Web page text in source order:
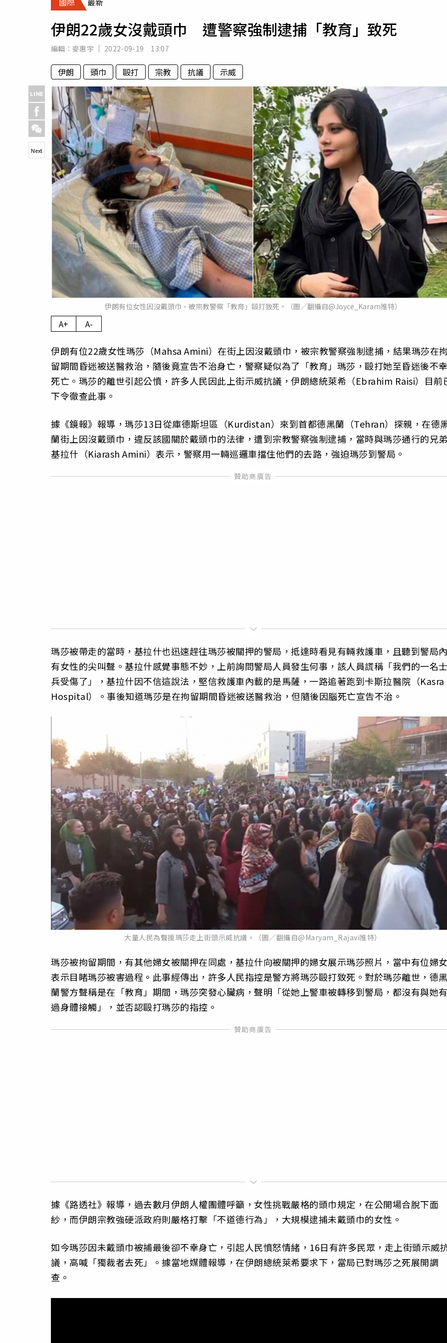
專欄
房產新勢力
運勢
伊朗22歲女沒戴頭巾 遭警察強制逮捕「教育」致死
編輯： 麥惠宇 2022-09-19 13:07
伊朗 頭巾 毆打 宗教 抗議 示威
伊朗有位女性因沒戴頭巾，被宗教警察「教育」毆打致死。（圖／翻攝自@Joyce_Karam推特）
Next
A+ A-
伊朗有位22歲女性瑪莎（Mahsa Amini）在街上因沒戴頭巾，被宗教警察強制逮捕，結果瑪莎在
留期間昏迷被送醫救治，隨後竟宣告不治身亡，警察疑似為了「教育」瑪莎，毆打她至昏迷後不
死亡。瑪莎的離世引起公憤，許多人民因此上街示威抗議，伊朗總統萊希（Ebrahim Raisi）目前
下令徹查此事。
據《鏡報》報導，瑪莎13日從庫德斯坦區（Kurdistan）來到首都德黑蘭（Tehran）探親，在德
蘭街上因沒戴頭巾，違反該國關於戴頭巾的法律，遭到宗教警察強制逮捕，當時與瑪莎通行的兄
基拉什（Kiarash Amini）表示，警察用一輛巡邏車擋住他們的去路，強迫瑪莎到警局。
瑪莎被帶走的當時，基拉什也迅速趕往瑪莎被關押的警局，抵達時看見有輛救護車，且聽到警局
有女性的尖叫聲。基拉什感覺事態不妙，上前詢問警局人員發生何事，該人員謊稱「我們的一名
兵受傷了」，基拉什因不信這說法，堅信救護車內載的是馬薩，一路追著跑到卡斯拉醫院（Kasra
Hospital）。事後知道瑪莎是在拘留期間昏迷被送醫救治，但隨後因腦死亡宣告不治。
大量人民為聲援瑪莎走上街頭示威抗議。（圖／翻攝自@Maryam_Rajavi推特）
瑪莎被拘留期間，有其他婦女被關押在同處，基拉什向被關押的婦女展示瑪莎照片，當中有位婦
表示目睹瑪莎被害過程。此事經傳出，許多人民指控是警方將瑪莎毆打致死。對於瑪莎離世，德
蘭警方聲稱是在「教育」期間，瑪莎突發心臟病，聲明「從她上警車被轉移到警局，都沒有與她
過身體接觸」，並否認毆打瑪莎的指控。
據《路透社》報導，過去數月伊朗人權團體呼籲，女性挑戰嚴格的頭巾規定，在公開場合脫下面
紗，而伊朗宗教強硬派政府則嚴格打擊「不道德行為」，大規模逮捕未戴頭巾的女性。
如今瑪莎因未戴頭巾被捕最後卻不幸身亡，引起人民憤怒情緒，16日有許多民眾，走上街頭示威
議，高喊「獨裁者去死」。據當地媒體報導，在伊朗總統萊希要求下，當局已對瑪莎之死展開調
查。